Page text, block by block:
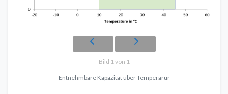
Bild 1 von 1
Entnehmbare Kapazität über Temperarur